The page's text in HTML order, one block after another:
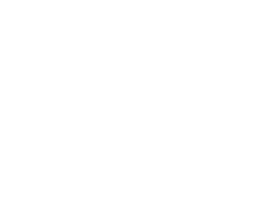
jeden tag